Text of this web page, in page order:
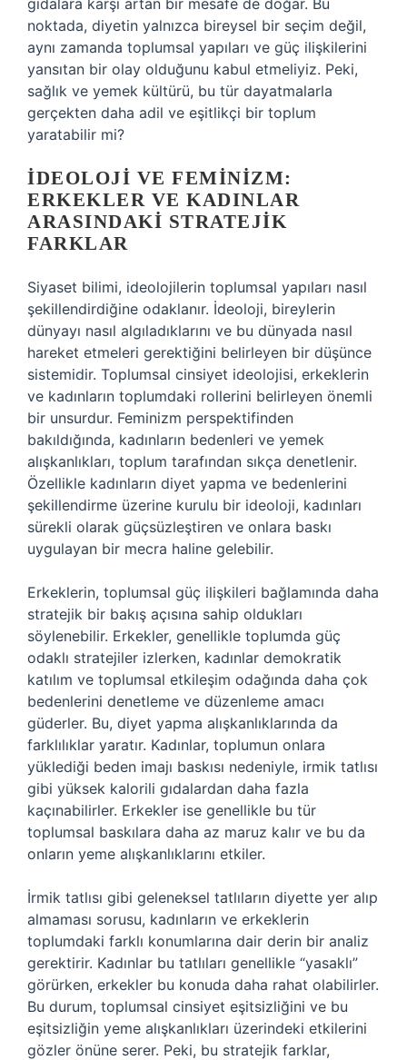
gıdalara karşı artan bir mesafe de doğar. Bu
noktada, diyetin yalnızca bireysel bir seçim değil,
aynı zamanda toplumsal yapıları ve güç ilişkilerini
yansıtan bir olay olduğunu kabul etmeliyiz. Peki,
sağlık ve yemek kültürü, bu tür dayatmalarla
gerçekten daha adil ve eşitlikçi bir toplum
yaratabilir mi?
İDEOLOJI VE FEMINIZM:
ERKEKLER VE KADINLAR
ARASINDAKI STRATEJIK
FARKLAR
Siyaset bilimi, ideolojilerin toplumsal yapıları nasıl
şekillendirdiğine odaklanır. İdeoloji, bireylerin
dünyayı nasıl algıladıklarını ve bu dünyada nasıl
hareket etmeleri gerektiğini belirleyen bir düşünce
sistemidir. Toplumsal cinsiyet ideolojisi, erkeklerin
ve kadınların toplumdaki rollerini belirleyen önemli
bir unsurdur. Feminizm perspektifinden
bakıldığında, kadınların bedenleri ve yemek
alışkanlıkları, toplum tarafından sıkça denetlenir.
Özellikle kadınların diyet yapma ve bedenlerini
şekillendirme üzerine kurulu bir ideoloji, kadınları
sürekli olarak güçsüzleştiren ve onlara baskı
uygulayan bir mecra haline gelebilir.
Erkeklerin, toplumsal güç ilişkileri bağlamında daha
stratejik bir bakış açısına sahip oldukları
söylenebilir. Erkekler, genellikle toplumda güç
odaklı stratejiler izlerken, kadınlar demokratik
katılım ve toplumsal etkileşim odağında daha çok
bedenlerini denetleme ve düzenleme amacı
güderler. Bu, diyet yapma alışkanlıklarında da
farklılıklar yaratır. Kadınlar, toplumun onlara
yüklediği beden imajı baskısı nedeniyle, irmik tatlısı
gibi yüksek kalorili gıdalardan daha fazla
kaçınabilirler. Erkekler ise genellikle bu tür
toplumsal baskılara daha az maruz kalır ve bu da
onların yeme alışkanlıklarını etkiler.
İrmik tatlısı gibi geleneksel tatlıların diyette yer alıp
almaması sorusu, kadınların ve erkeklerin
toplumdaki farklı konumlarına dair derin bir analiz
gerektirir. Kadınlar bu tatlıları genellikle “yasaklı”
görürken, erkekler bu konuda daha rahat olabilirler.
Bu durum, toplumsal cinsiyet eşitsizliğini ve bu
eşitsizliğin yeme alışkanlıkları üzerindeki etkilerini
gözler önüne serer. Peki, bu stratejik farklar,